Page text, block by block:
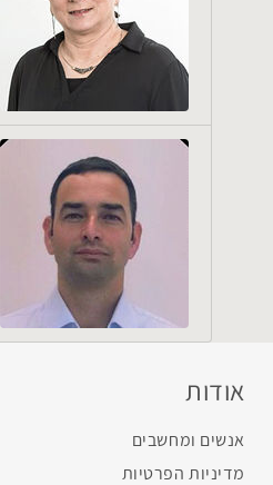
אודות
אנשים ומחשבים
מדיניות הפרטיות